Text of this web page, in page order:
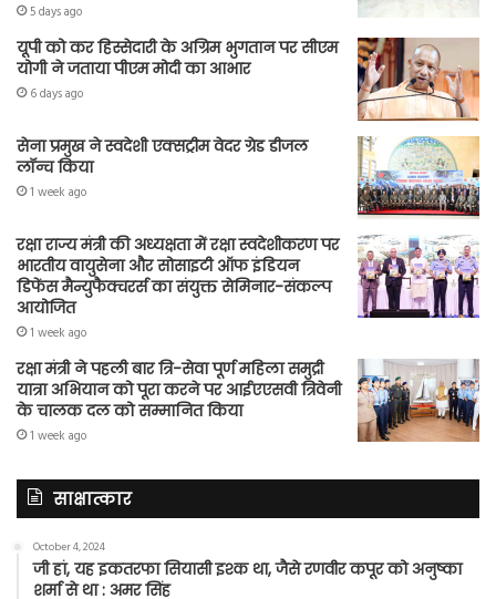
5 days ago
यूपी को कर हिस्सेदारी के अग्रिम भुगतान पर सीएम
योगी ने जताया पीएम मोदी का आभार
6 days ago
सेना प्रमुख ने स्वदेशी एक्सट्रीम वेदर ग्रेड डीजल
लॉन्च किया
1 week ago
रक्षा राज्य मंत्री की अध्यक्षता में रक्षा स्वदेशीकरण पर
भारतीय वायुसेना और सोसाइटी ऑफ इंडियन
डिफेंस मैन्युफैक्चरर्स का संयुक्त सेमिनार-संकल्प
आयोजित
1 week ago
रक्षा मंत्री ने पहली बार त्रि-सेवा पूर्ण महिला समुद्री
यात्रा अभियान को पूरा करने पर आईएएसवी त्रिवेनी
के चालक दल को सम्मानित किया
1 week ago
साक्षात्कार
October 4, 2024
जी हां, यह इकतरफा सियासी इश्क था, जैसे रणवीर कपूर को अनुष्का
शर्मा से था : अमर सिंह